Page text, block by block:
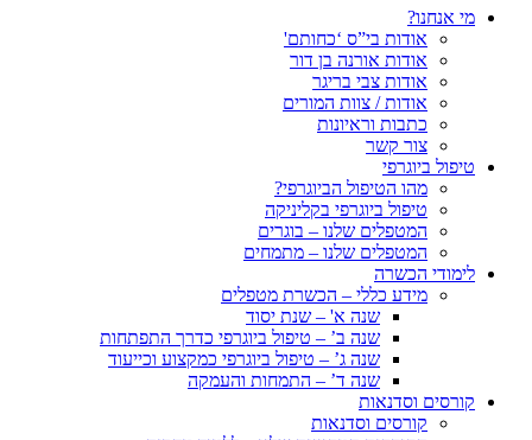
מי אנחנו?
אודות בי”ס ‘כחותם'
אודות אורנה בן דור
אודות צבי בריגר
אודות / צוות המורים
כתבות וראיונות
צור קשר
טיפול ביוגרפי
מהו הטיפול הביוגרפי?
טיפול ביוגרפי בקליניקה
המטפלים שלנו – בוגרים
המטפלים שלנו – מתמחים
לימודי הכשרה
מידע כללי – הכשרת מטפלים
שנה א' – שנת יסוד
שנה ב’ – טיפול ביוגרפי כדרך התפתחות
שנה ג’ – טיפול ביוגרפי כמקצוע וכייעוד
שנה ד’ – התמחות והעמקה
קורסים וסדנאות
קורסים וסדנאות